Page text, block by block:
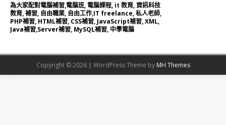
為大家配對電腦補習,電腦班, 電腦課程, it 教育, 資訊科技
教育, 補習, 自由職業, 自由工作,IT freelance, 私人老師,
PHP補習, HTML補習, CSS補習, JavaScript補習, XML,
Java補習,Server補習, MySQL補習, 中學電腦
Copyright © 2026 | WordPress Theme by MH Themes